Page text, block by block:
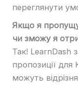
переглянути
Якщо я
чи зможу я
Так! LearnDash
пропозиції для
можуть